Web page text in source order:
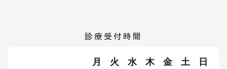
診療受付時間
月 火 水 木 金 土
日